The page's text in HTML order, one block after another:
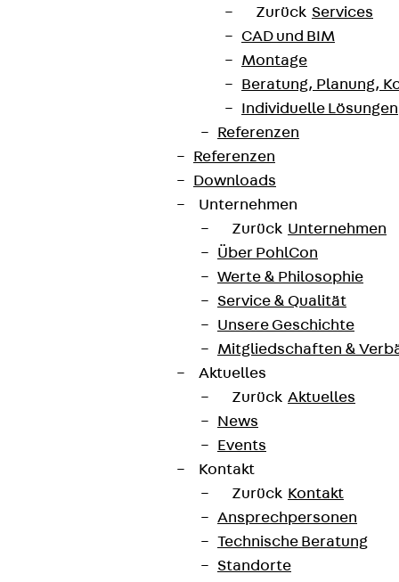
Zurück Services
CAD und BIM
Montage
Beratung, Planung,
Individuelle Lösungen
Referenzen
Referenzen
Downloads
Unternehmen
Zurück Unternehmen
Über PohlCon
Werte & Philosophie
Service & Qualität
Unsere Geschichte
Mitgliedschaften &
Aktuelles
Zurück Aktuelles
News
Events
Kontakt
Zurück Kontakt
Ansprechpersonen
Technische Beratung
Standorte